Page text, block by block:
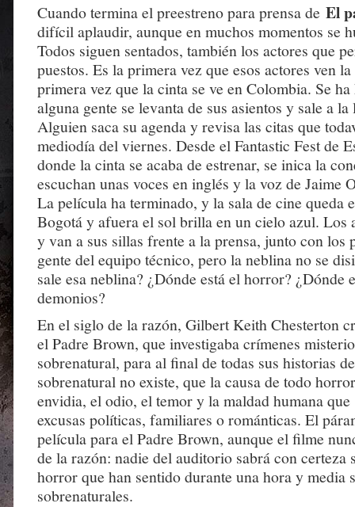
Cuando termina el preestreno para prensa de El
difícil aplaudir, aunque en muchos momentos se
Todos siguen sentados, también los actores que
puestos. Es la primera vez que esos actores ven
primera vez que la cinta se ve en Colombia. Se
alguna gente se levanta de sus asientos y sale a
Alguien saca su agenda y revisa las citas que
mediodía del viernes. Desde el Fantastic Fest de
donde la cinta se acaba de estrenar, se inica la
escuchan unas voces en inglés y la voz de Jaime
La película ha terminado, y la sala de cine queda
Bogotá y afuera el sol brilla en un cielo azul. Los
y van a sus sillas frente a la prensa, junto con los
gente del equipo técnico, pero la neblina no se
sale esa neblina? ¿Dónde está el horror? ¿Dónde
demonios?
En el siglo de la razón, Gilbert Keith Chesterton
el Padre Brown, que investigaba crímenes
sobrenatural, para al final de todas sus historias
sobrenatural no existe, que la causa de todo
envidia, el odio, el temor y la maldad humana
excusas políticas, familiares o románticas. El
película para el Padre Brown, aunque el filme
de la razón: nadie del auditorio sabrá con certeza
horror que han sentido durante una hora y media
sobrenaturales.